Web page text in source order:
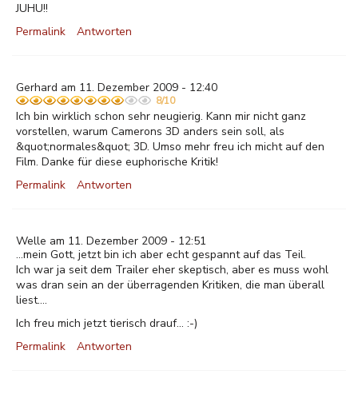
JUHU!!
Permalink
Antworten
Gerhard am 11. Dezember 2009 - 12:40
8/10
Ich bin wirklich schon sehr neugierig. Kann mir nicht ganz
vorstellen, warum Camerons 3D anders sein soll, als
&quot;normales&quot; 3D. Umso mehr freu ich micht auf den
Film. Danke für diese euphorische Kritik!
Permalink
Antworten
Welle am 11. Dezember 2009 - 12:51
...mein Gott, jetzt bin ich aber echt gespannt auf das Teil.
Ich war ja seit dem Trailer eher skeptisch, aber es muss wohl
was dran sein an der überragenden Kritiken, die man überall
liest....
Ich freu mich jetzt tierisch drauf... :-)
Permalink
Antworten